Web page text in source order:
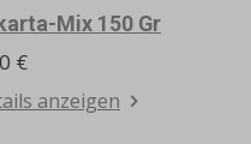
Mix 150 Gr
€
anzeigen